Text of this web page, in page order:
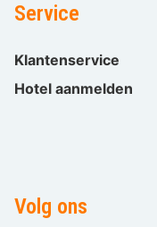
Service
Klantenservice
Hotel aanmelden
Volg ons